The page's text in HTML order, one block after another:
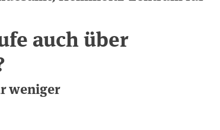
auch über
weniger